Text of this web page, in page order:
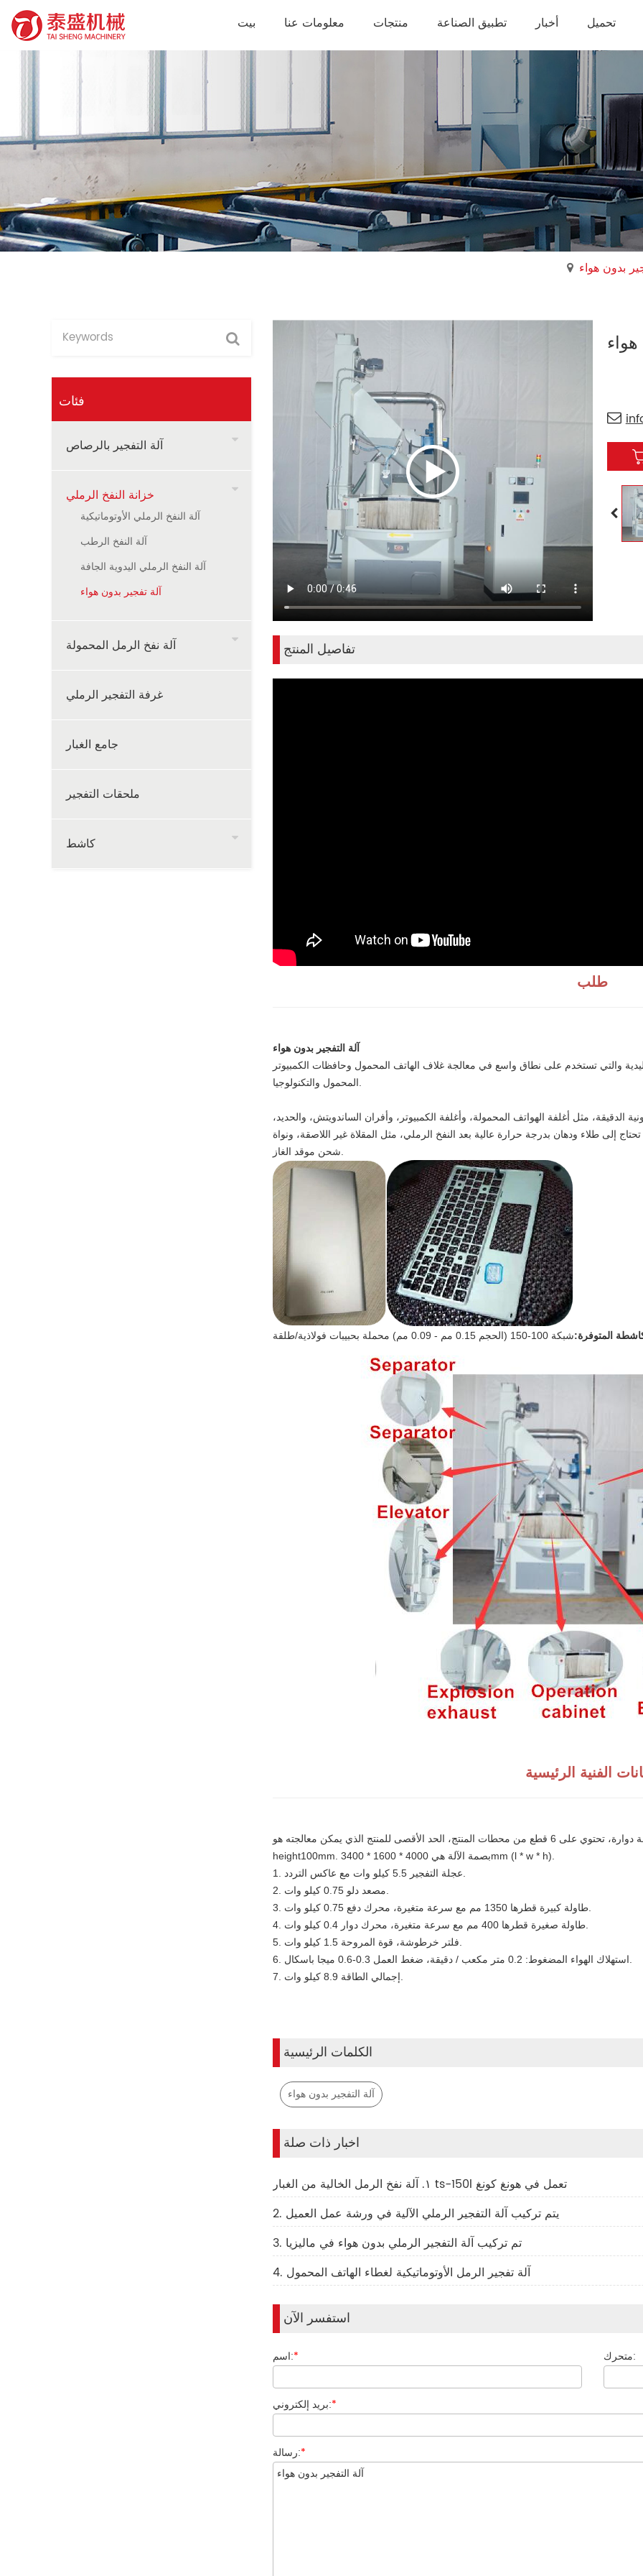
بيت معلومات عنا منتجات تطبيق الصناعة أخبار تحميل
بدون هواء
فئات
آلة التفجير بالرصاص
خزانة النفخ الرملي
آلة النفخ الرملي الأوتوماتيكية
آلة النفخ الرطب
آلة النفخ الرملي اليدوية الجافة
آلة تفجير بدون هواء
آلة نفخ الرمل المحمولة
غرفة التفجير الرملي
جامع الغبار
ملحقات التفجير
كاشط
تفاصيل المنتج
طلب
آلة التفجير بدون هواء
والتي تستخدم على نطاق واسع في معالجة غلاف الهاتف المحمول وحافظات الكمبيوتر
المحمول والتكنولوجيا.
الدقيقة، مثل أغلفة الهواتف المحمولة، وأغلفة الكمبيوتر، وأفران الساندويتش، والحديد،
إلى طلاء ودهان بدرجة حرارة عالية بعد النفخ الرملي، مثل المقلاة غير اللاصقة، ونواة
شحن موقد الغاز.
المتوفرة:شبكة 100-150 (الحجم 0.15 مم - 0.09 مم) محملة بحبيبات فولاذية/طلقة
الفنية الرئيسية
هذه الآلة عبارة عن آلة تفجير بالرصاص ذات طاولة دوارة، تحتوي على 6 قطع من محطات المنتج، الحد الأقصى للمنتج الذي يمكن معالجته هو dia.400 *
height100mm. بصمة الآلة هي 4000 * 1600 * 3400mm (l * w * h).
1. عجلة التفجير 5.5 كيلو وات مع عاكس التردد.
2. مصعد دلو 0.75 كيلو وات.
3. طاولة كبيرة قطرها 1350 مم مع سرعة متغيرة، محرك دفع 0.75 كيلو وات.
4. طاولة صغيرة قطرها 400 مم مع سرعة متغيرة، محرك دوار 0.4 كيلو وات.
5. فلتر خرطوشة، قوة المروحة 1.5 كيلو وات.
6. استهلاك الهواء المضغوط: 0.2 متر مكعب / دقيقة، ضغط العمل 0.3-0.6 ميجا باسكال.
7. إجمالي الطاقة 8.9 كيلو وات.
الكلمات الرئيسية
آلة التفجير بدون هواء
اخبار ذات صلة
١. آلة نفخ الرمل الخالية من الغبار ts-150l تعمل في هونغ كونغ
2. يتم تركيب آلة التفجير الرملي الآلية في ورشة عمل العميل
3. تم تركيب آلة التفجير الرملي بدون هواء في ماليزيا
4. آلة تفجير الرمل الأوتوماتيكية لغطاء الهاتف المحمول
استفسر الآن
اسم:* متحرك:
بريد إلكتروني:*
رسالة:*